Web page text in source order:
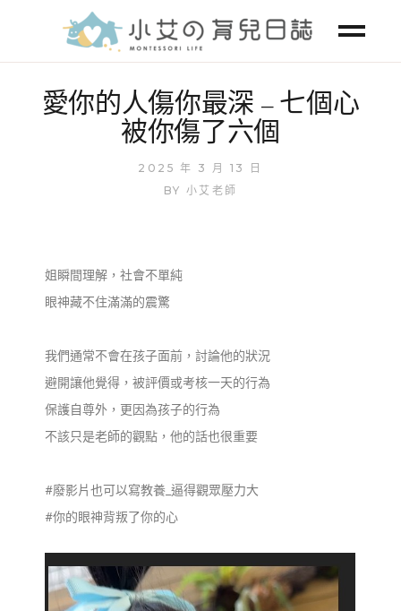
愛你的人傷你最深 – 七個心
被你傷了六個
2025 年 3 月 13 日
BY 小艾老師
姐瞬間理解，社會不單純
眼神藏不住滿滿的震驚
我們通常不會在孩子面前，討論他的狀況
避開讓他覺得，被評價或考核一天的行為
保護自尊外，更因為孩子的行為
不該只是老師的觀點，他的話也很重要
#廢影片也可以寫教養_逼得觀眾壓力大
#你的眼神背叛了你的心